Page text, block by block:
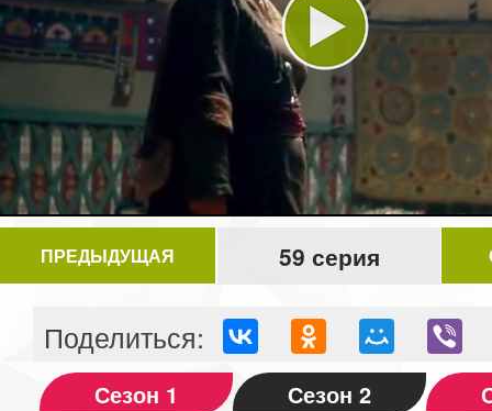
Play
Video
ПРЕДЫДУЩАЯ 59 серия
Поделиться:
Сезон 1 Сезон 2